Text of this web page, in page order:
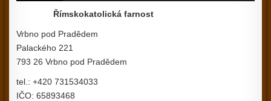
Římskokatolická farnost
Vrbno pod Pradědem
Palackého 221
793 26 Vrbno pod Pradědem
tel.: +420 731534033
IČO: 65893468